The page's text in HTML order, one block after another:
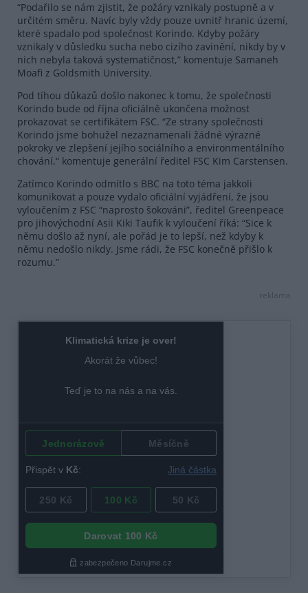
“Podařilo se nám zjistit, že požáry vznikaly postupně a v
určitém směru. Navíc byly vždy pouze uvnitř hranic území,
které spadalo pod společnost Korindo. Kdyby požáry
vznikaly v důsledku sucha nebo cizího zavinění, nikdy by v
nich nebyla taková systematičnost,” komentuje Samaneh
Moafi z Goldsmith University.
Pod tíhou důkazů došlo nakonec k tomu, že společnosti
Korindo bude od října oficiálně ukončena možnost
prokazovat se certifikátem FSC. “Ze strany společnosti
Korindo jsme bohužel nezaznamenali žádné výrazné
pokroky ve zlepšení jejího sociálního a environmentálního
chování,“ komentuje generální ředitel FSC Kim Carstensen.
Zatímco Korindo odmítlo s BBC na toto téma jakkoli
komunikovat a pouze vydalo oficiální vyjádření, že jsou
vyloučením z FSC “naprosto šokováni”, ředitel Greenpeace
pro jihovýchodní Asii Kiki Taufik k vyloučení říká: “Sice k
němu došlo až nyní, ale pořád je to lepší, než kdyby k
němu nedošlo nikdy. Jsme rádi, že FSC konečně přišlo k
rozumu.”
reklama